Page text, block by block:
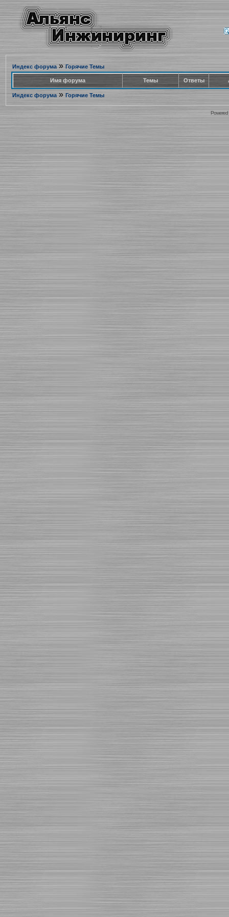
Индекс форума» Горячие Темы
Имя форума Темы Ответы
Индекс форума» Горячие Темы